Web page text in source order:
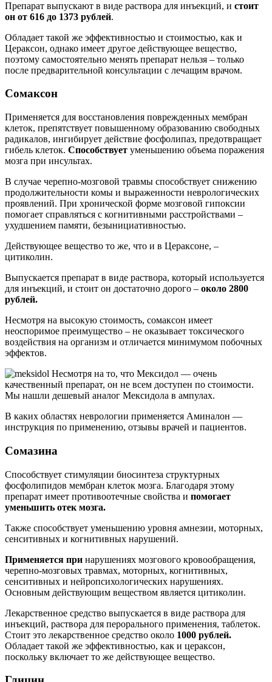
Препарат выпускают в виде раствора для инъекций, и стоит
он от 616 до 1373 рублей.
Обладает такой же эффективностью и стоимостью, как и
Цераксон, однако имеет другое действующее вещество,
поэтому самостоятельно менять препарат нельзя – только
после предварительной консультации с лечащим врачом.
Сомаксон
Применяется для восстановления поврежденных мембран
клеток, препятствует повышенному образованию свободных
радикалов, ингибирует действие фосфолипаз, предотвращает
гибель клеток. Способствует уменьшению объема поражения
мозга при инсультах.
В случае черепно-мозговой травмы способствует снижению
продолжительности комы и выраженности неврологических
проявлений. При хронической форме мозговой гипоксии
помогает справляться с когнитивными расстройствами –
ухудшением памяти, безынициативностью.
Действующее вещество то же, что и в Цераксоне, –
цитиколин.
Выпускается препарат в виде раствора, который используется
для инъекций, и стоит он достаточно дорого – около 2800
рублей.
Несмотря на высокую стоимость, сомаксон имеет
неоспоримое преимущество – не оказывает токсического
воздействия на организм и отличается минимумом побочных
эффектов.
Несмотря на то, что Мексидол — очень
качественный препарат, он не всем доступен по стоимости.
Мы нашли дешевый аналог Мексидола в ампулах.
В каких областях неврологии применяется Аминалон —
инструкция по применению, отзывы врачей и пациентов.
Сомазина
Способствует стимуляции биосинтеза структурных
фосфолипидов мембран клеток мозга. Благодаря этому
препарат имеет противоотечные свойства и помогает
уменьшить отек мозга.
Также способствует уменьшению уровня амнезии, моторных,
сенситивных и когнитивных нарушений.
Применяется при нарушениях мозгового кровообращения,
черепно-мозговых травмах, моторных, когнитивных,
сенситивных и нейропсихологических нарушениях.
Основным действующим веществом является цитиколин.
Лекарственное средство выпускается в виде раствора для
инъекций, раствора для перорального применения, таблеток.
Стоит это лекарственное средство около 1000 рублей.
Обладает такой же эффективностью, как и цераксон,
поскольку включает то же действующее вещество.